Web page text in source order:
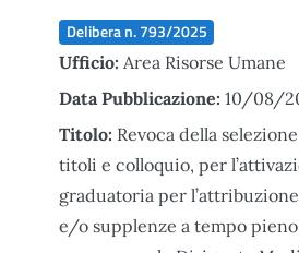
Delibera n. 793/2025
Ufficio: Area Risorse Umane
Data Pubblicazione: 10/08/
Titolo: Revoca della
titoli e colloquio, per
graduatoria per
e/o supplenze a tempo